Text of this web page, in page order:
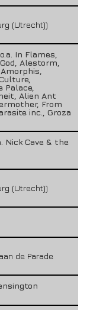
(Utrecht))
In Flames,
Alestorm,
Palace,
Alien Ant
From
inc., Groza
Nick Cave & the
(Utrecht))
de Parade